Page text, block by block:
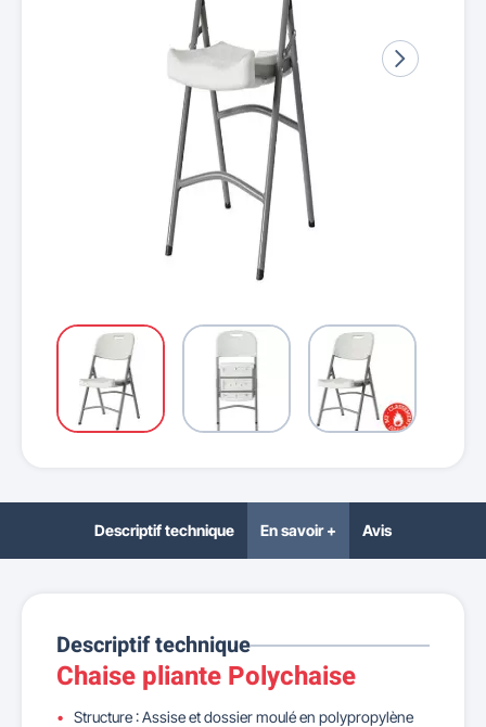
Descriptif technique En savoir + Avis
Descriptif technique
Chaise pliante Polychaise
Structure : Assise et dossier moulé en polypropylène